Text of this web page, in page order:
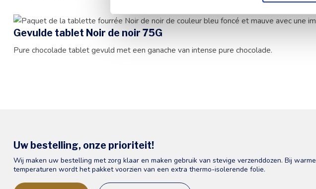
Gevulde tablet Noir de noir 75G
Pure chocolade tablet gevuld met een ganache van intense pure chocolade.
Uw bestelling, onze prioriteit!
Wij maken uw bestelling met zorg klaar en maken gebruik van stevige verzenddozen. Bij warme
temperaturen wordt het pakket voorzien van een extra thermo-isolerende folie.